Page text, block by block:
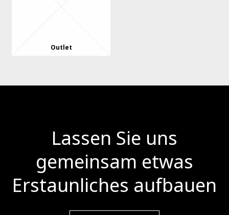
Outlet
Lassen Sie uns
gemeinsam etwas
Erstaunliches aufbauen